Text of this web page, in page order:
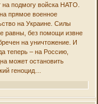
на подмогу войска НАТО.
прямое военное
на Украине. Силы
равны, без помощи извне
на уничтожение. И
теперь – на Россию,
может остановить
геноцид…